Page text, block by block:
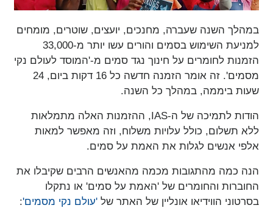
במהלך השנה שעברה, מחנכים, יועצים, שוטרים, מומחים
למניעת השימוש בסמים והורים עשו יותר מ-33,000
הזמנות לחומרים על חינוך נגד סמים מ-'המוסד לעולם נקי
מסמים'. זה אומר הזמנה חדשה כל 16 דקות ביום, 24
שעות ביממה, במהלך כל השנה.
הודות לתמיכה של ה-IAS, ההזמנות האלה מתמלאות
ללא תשלום, כולל עלויות משלוח, וזה מאפשר למאות
אלפי אנשים לגלות את האמת על סמים.
הנה כמה מהתגובות מכמה מהאנשים הרבים שקיבלו את
החוברות והחומרים של 'האמת על סמים' או נתקלו
בסרטוני הווידיאו אונליין של האתר של 'עולם נקי מסמים':